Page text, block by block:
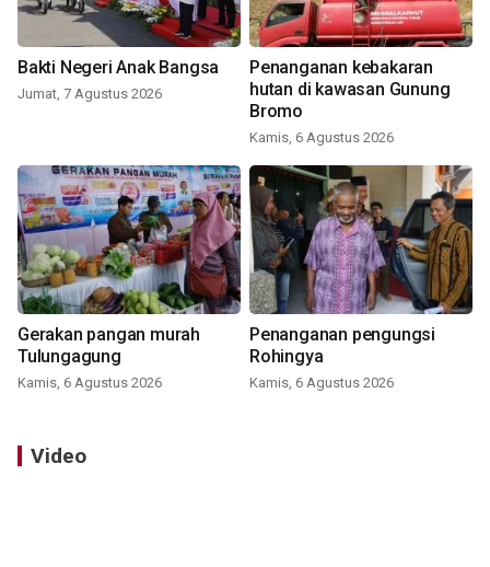
Bakti Negeri Anak Bangsa
Jumat, 7 Agustus 2026
Penanganan kebakaran
hutan di kawasan Gunung
Bromo
Kamis, 6 Agustus 2026
Gerakan pangan murah
Tulungagung
Kamis, 6 Agustus 2026
Penanganan pengungsi
Rohingya
Kamis, 6 Agustus 2026
Video